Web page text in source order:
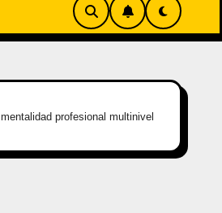
mentalidad profesional multinivel